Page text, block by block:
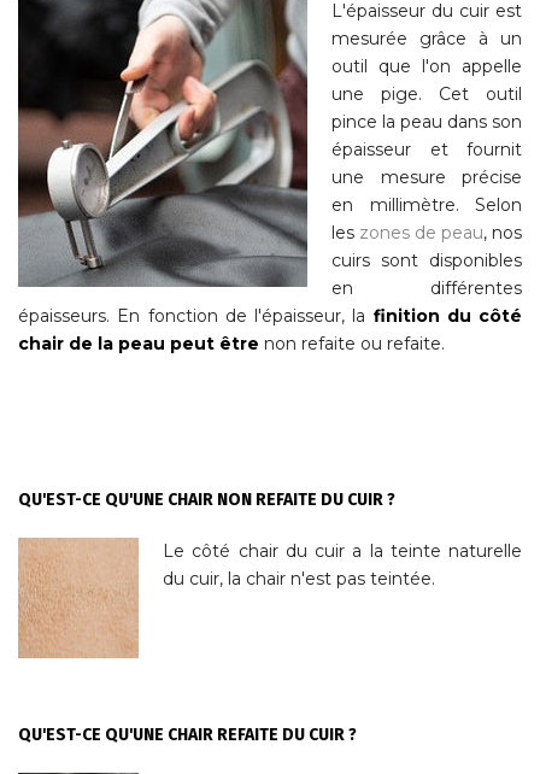
L'épaisseur du cuir est
mesurée grâce à un
outil que l'on appelle
une pige. Cet outil
pince la peau dans son
épaisseur et fournit
une mesure précise
en millimètre. Selon
les zones de peau, nos
cuirs sont disponibles
en différentes
épaisseurs. En fonction de l'épaisseur, la finition du côté
chair de la peau peut être non refaite ou refaite.
QU'EST-CE QU'UNE CHAIR NON REFAITE DU CUIR ?
Le côté chair du cuir a la teinte naturelle
du cuir, la chair n'est pas teintée.
QU'EST-CE QU'UNE CHAIR REFAITE DU CUIR ?